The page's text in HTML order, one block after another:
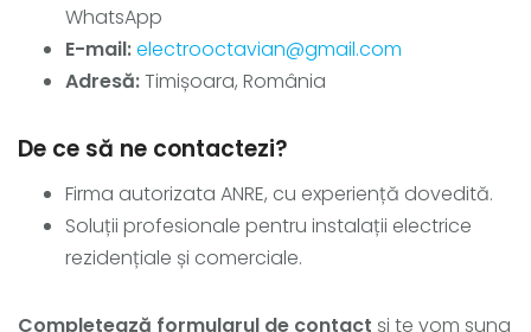
WhatsApp
E-mail:electrooctavian@gmail.com
Adresă:Timișoara, România
De ce să ne contactezi?
Firma autorizata ANRE, cu experiență dovedită.
Soluții profesionale pentru instalații electrice
rezidențiale și comerciale.
Completează formularul de contact și te vom suna